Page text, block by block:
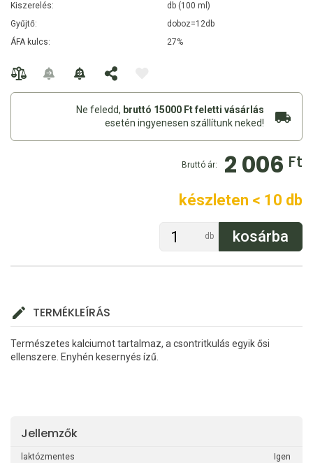
Kiszerelés:
db (100 ml)
Gyűjtő:
doboz=12db
ÁFA kulcs:
27%
Ne feledd, bruttó 15000 Ft feletti vásárlás
esetén ingyenesen szállítunk neked!
Bruttó ár: 2 006 Ft
készleten < 10 db
db
TERMÉKLEÍRÁS
Természetes kalciumot tartalmaz, a csontritkulás egyik ősi
ellenszere. Enyhén kesernyés ízű.
Jellemzők
laktózmentes Igen